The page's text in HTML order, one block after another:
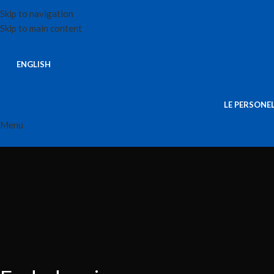
Skip to navigation
Skip to main content
ENGLISH
LE PERSONE
Menu